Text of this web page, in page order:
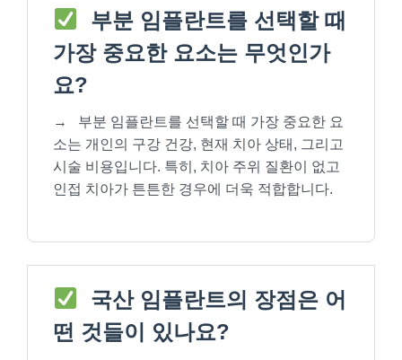
부분 임플란트를 선택할 때
가장 중요한 요소는 무엇인가
요?
→
부분 임플란트를 선택할 때 가장 중요한 요
소는 개인의 구강 건강, 현재 치아 상태, 그리고
시술 비용입니다. 특히, 치아 주위 질환이 없고
인접 치아가 튼튼한 경우에 더욱 적합합니다.
국산 임플란트의 장점은 어
떤 것들이 있나요?